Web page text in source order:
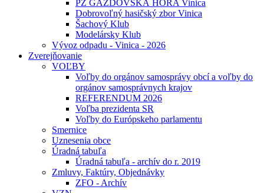
PZ GAZDOVSKÁ HORA Vinica
Dobrovoľný hasičský zbor Vinica
Šachový Klub
Modelársky Klub
Vývoz odpadu - Vinica - 2026
Zverejňovanie
VOĽBY
Voľby do orgánov samosprávy obcí a voľby do
orgánov samosprávnych krajov
REFERENDUM 2026
Voľba prezidenta SR
Voľby do Európskeho parlamentu
Smernice
Uznesenia obce
Úradná tabuľa
Úradná tabuľa - archív do r. 2019
Zmluvy, Faktúry, Objednávky
ZFO - Archív